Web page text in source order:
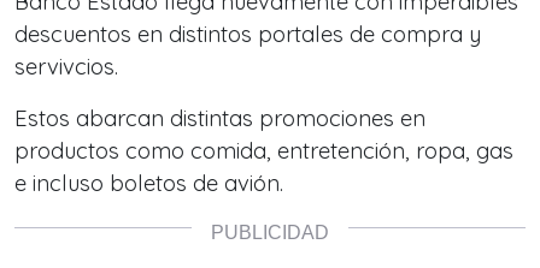
descuentos en distintos portales de compra y
servivcios.
Estos abarcan distintas promociones en
productos como comida, entretención, ropa, gas
e incluso boletos de avión.